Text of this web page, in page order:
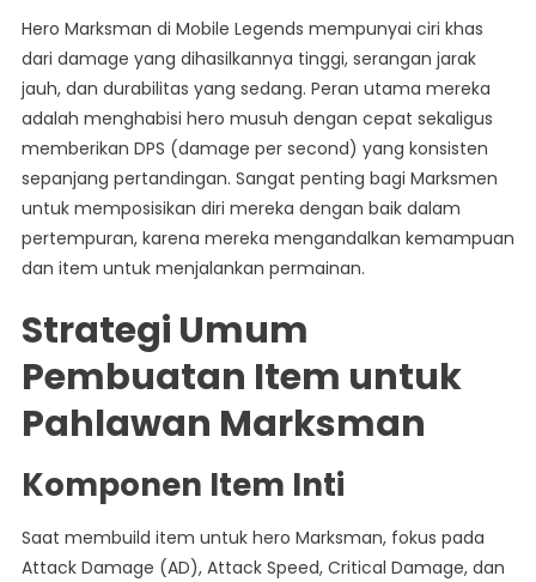
Hero Marksman di Mobile Legends mempunyai ciri khas
dari damage yang dihasilkannya tinggi, serangan jarak
jauh, dan durabilitas yang sedang. Peran utama mereka
adalah menghabisi hero musuh dengan cepat sekaligus
memberikan DPS (damage per second) yang konsisten
sepanjang pertandingan. Sangat penting bagi Marksmen
untuk memposisikan diri mereka dengan baik dalam
pertempuran, karena mereka mengandalkan kemampuan
dan item untuk menjalankan permainan.
Strategi Umum
Pembuatan Item untuk
Pahlawan Marksman
Komponen Item Inti
Saat membuild item untuk hero Marksman, fokus pada
Attack Damage (AD), Attack Speed, Critical Damage, dan